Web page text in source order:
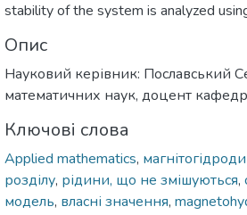
stability of the system is analyzed
Опис
Науковий керівник: Пославський
математичних наук, доцент
Ключові слова
Applied mathematics,
розділу, рідини, що не змішуються,
модель, власні значення,